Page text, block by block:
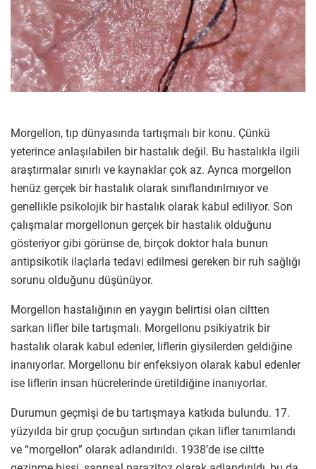
Morgellon, tıp dünyasında tartışmalı bir konu. Çünkü
yeterince anlaşılabilen bir hastalık değil. Bu hastalıkla ilgili
araştırmalar sınırlı ve kaynaklar çok az. Ayrıca morgellon
henüz gerçek bir hastalık olarak sınıflandırılmıyor ve
genellikle psikolojik bir hastalık olarak kabul ediliyor. Son
çalışmalar morgellonun gerçek bir hastalık olduğunu
gösteriyor gibi görünse de, birçok doktor hala bunun
antipsikotik ilaçlarla tedavi edilmesi gereken bir ruh sağlığı
sorunu olduğunu düşünüyor.
Morgellon hastalığının en yaygın belirtisi olan ciltten
sarkan lifler bile tartışmalı. Morgellonu psikiyatrik bir
hastalık olarak kabul edenler, liflerin giysilerden geldiğine
inanıyorlar. Morgellonu bir enfeksiyon olarak kabul edenler
ise liflerin insan hücrelerinde üretildiğine inanıyorlar.
Durumun geçmişi de bu tartışmaya katkıda bulundu. 17.
yüzyılda bir grup çocuğun sırtından çıkan lifler tanımlandı
ve “morgellon” olarak adlandırıldı. 1938’de ise ciltte